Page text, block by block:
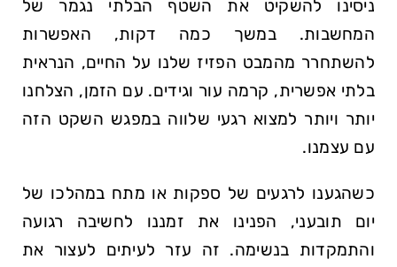
ניסינו להשקיט את השטף הבלתי נגמר של
המחשבות. במשך כמה דקות, האפשרות
להשתחרר מהמבט הפזיז שלנו על החיים, הנראית
בלתי אפשרית, קרמה עור וגידים. עם הזמן, הצלחנו
יותר ויותר למצוא רגעי שלווה במפגש השקט הזה
עם עצמנו.
כשהגענו לרגעים של ספקות או מתח במהלכו של
יום תובעני, הפנינו את זמננו לחשיבה רגועה
והתמקדות בנשימה. זה עזר לעיתים לעצור את